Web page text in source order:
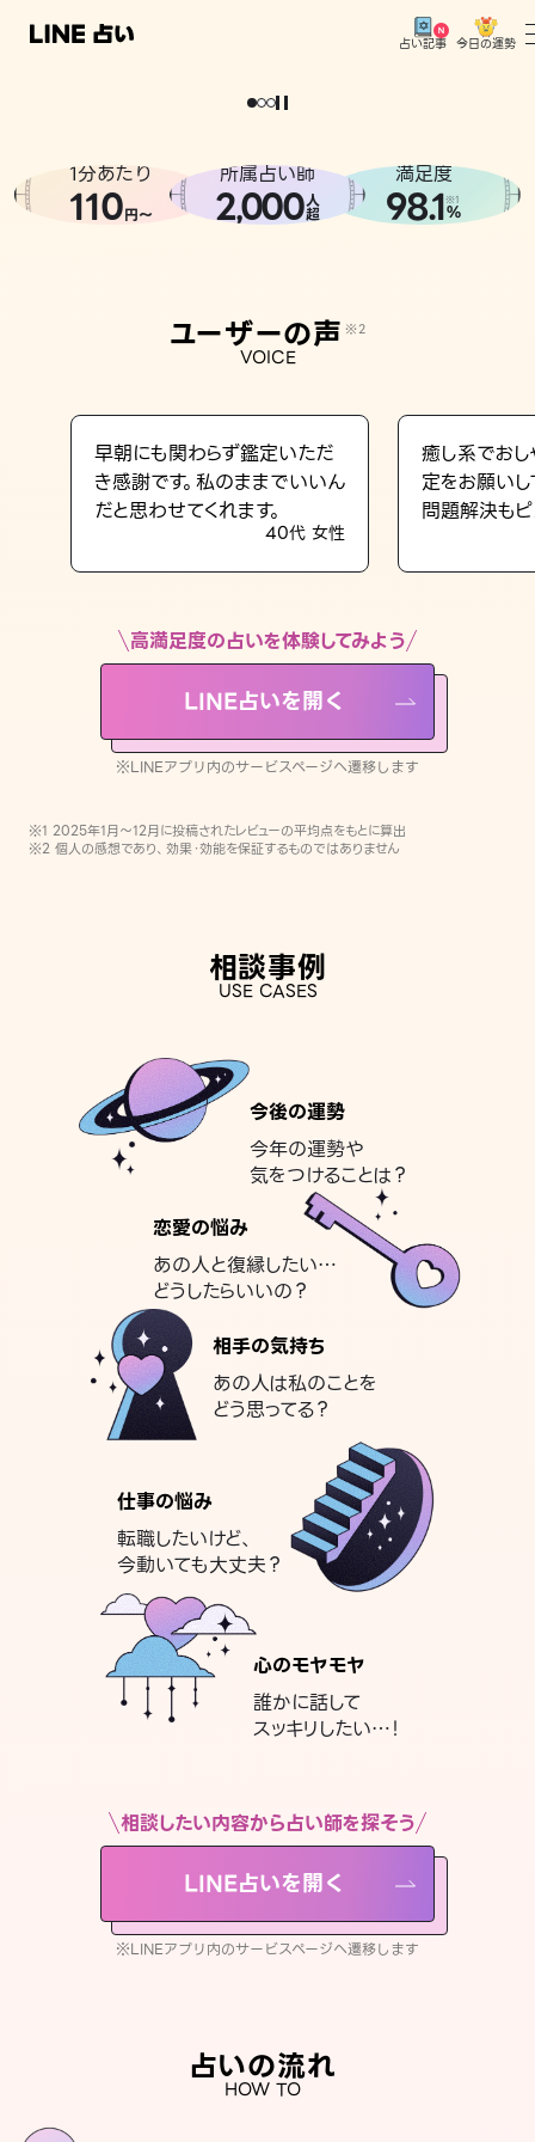
占い記事 今日の運勢
相談事例
LINE占いを開く
※LINEアプリ内のサービスページへ遷移します
どうせなら
。
1分あたり
110円〜
所属占い師
2,000人
超
満足度
98.1※1
%
ユーザーの声 ※2
VOICE
早朝にも関わらず鑑定いただ
き感謝です。私のままでいいん
だと思わせてくれます。
40代 女性
癒し系でおし
定をお願い
問題解決もピ
高満足度の占いを体験してみよう
LINE占いを開く
※LINEアプリ内のサービスページへ遷移します
※1 2025年1月〜12月に投稿されたレビューの平均点をもとに算出
※2 個人の感想であり、効果・効能を保証するものではありません
相談事例
USE CASES
今後の運勢
今年の運勢や
気をつけることは？
恋愛の悩み
あの人と復縁したい…
どうしたらいいの？
相手の気持ち
あの人は私のことを
どう思ってる？
仕事の悩み
転職したいけど、
今動いても大丈夫？
心のモヤモヤ
誰かに話して
スッキリしたい…！
相談したい内容から占い師を探そう
LINE占いを開く
※LINEアプリ内のサービスページへ遷移します
占いの流れ
HOW TO